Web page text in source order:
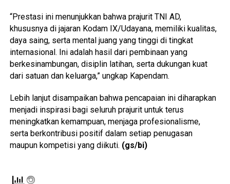
“Prestasi ini menunjukkan bahwa prajurit TNI AD,
khususnya di jajaran Kodam IX/Udayana, memiliki kualitas,
daya saing, serta mental juang yang tinggi di tingkat
internasional. Ini adalah hasil dari pembinaan yang
berkesinambungan, disiplin latihan, serta dukungan kuat
dari satuan dan keluarga,” ungkap Kapendam.
Lebih lanjut disampaikan bahwa pencapaian ini diharapkan
menjadi inspirasi bagi seluruh prajurit untuk terus
meningkatkan kemampuan, menjaga profesionalisme,
serta berkontribusi positif dalam setiap penugasan
maupun kompetisi yang diikuti. (gs/bi)